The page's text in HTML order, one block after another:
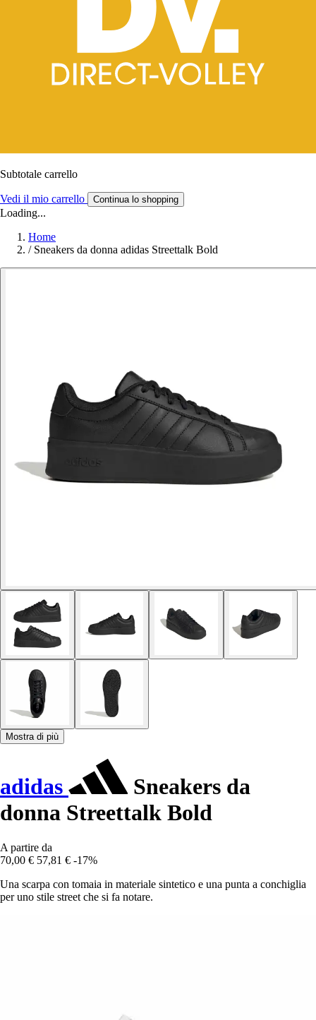
Subtotale carrello
Vedi il mio carrello Continua lo shopping
Loading...
Home
/ Sneakers da donna adidas Streettalk Bold
Mostra di più
adidas
Sneakers da
donna Streettalk Bold
A partire da
70,00 € 57,81 € -17%
Una scarpa con tomaia in materiale sintetico e una punta a conchiglia
per uno stile street che si fa notare.